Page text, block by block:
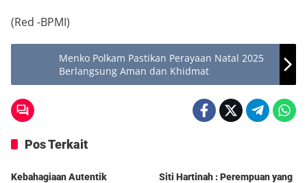
(Red -BPMI)
Menko Polkam Pastikan Perayaan Natal 2025
Berlangsung Aman dan Khidmat
Pos Terkait
Berita
Kebahagiaan Autentik
Siti Hartinah : Perempuan yang